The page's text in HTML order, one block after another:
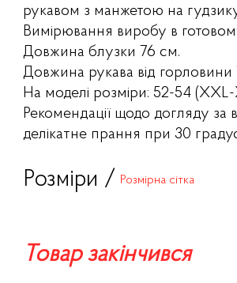
рукавом з манжетою на
Вимірювання виробу в
Довжина блузки 76 см.
Довжина рукава від горловини
На моделі розміри: 52-54
Рекомендації щодо догляду за
делікатне прання при 30
Розміри / Розмірна сітка
Товар закінчився